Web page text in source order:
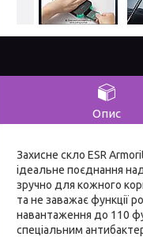
Опис
Захисне скло ESR
ідеальне поєднання
зручно для кожного
та не заважає функції
навантаження до 110
спеціальним